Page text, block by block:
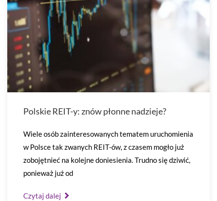
Polskie REIT-y: znów płonne nadzieje?
Wiele osób zainteresowanych tematem uruchomienia
w Polsce tak zwanych REIT-ów, z czasem mogło już
zobojętnieć na kolejne doniesienia. Trudno się dziwić,
ponieważ już od
Czytaj dalej